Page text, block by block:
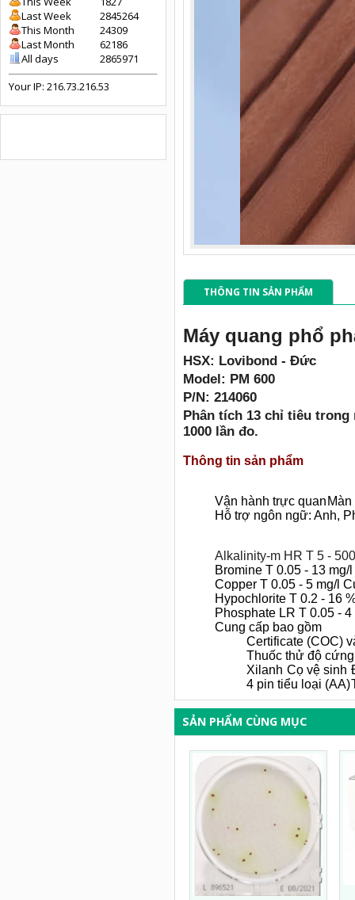
Last Week
2845264
This Month
24309
Last Month
62186
All days
2865971
Your IP: 216.73.216.53
THÔNG TIN SẢN PHẨM
Máy quang phổ
HSX: Lovibond - Đức
Model: PM 600
P/N: 214060
Phân tích 13 chỉ tiêu
1000 lần đo.
Thông tin sản phẩm
Vận hành trực quan
Hỗ trợ ngôn ngữ: Anh,
Alkalinity-m HR T 5 -
Bromine T 0.05 - 13
Copper T 0.05 - 5 mg/l
Hypochlorite T 0.2 - 16
Phosphate LR T 0.05 -
Cung cấp bao gồm
Certificate (COC)
Thuốc thử độ
Xilanh Cọ vệ sinh
4 pin tiểu loại (AA)
SẢN PHẨM CÙNG MỤC